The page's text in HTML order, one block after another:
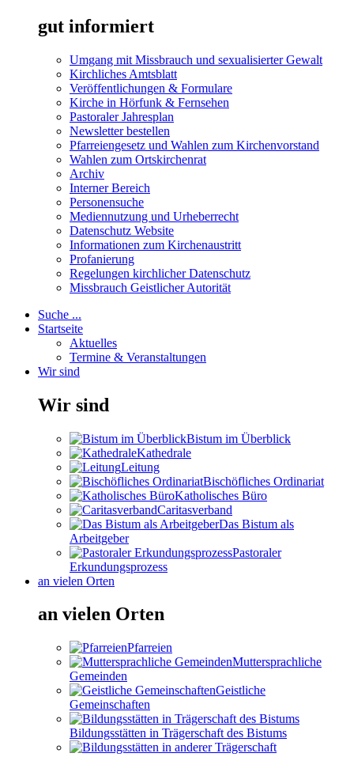
gut informiert
Umgang mit Missbrauch und sexualisierter Gewalt
Kirchliches Amtsblatt
Veröffentlichungen & Formulare
Kirche in Hörfunk & Fernsehen
Pastoraler Jahresplan
Newsletter bestellen
Pfarreiengesetz und Wahlen zum Kirchenvorstand
Wahlen zum Ortskirchenrat
Archiv
Interner Bereich
Personensuche
Mediennutzung und Urheberrecht
Datenschutz Website
Informationen zum Kirchenaustritt
Profanierung
Regelungen kirchlicher Datenschutz
Missbrauch Geistlicher Autorität
Suche ...
Startseite
Aktuelles
Termine & Veranstaltungen
Wir sind
Wir sind
Bistum im Überblick
Kathedrale
Leitung
Bischöfliches Ordinariat
Katholisches Büro
Caritasverband
Das Bistum als
Arbeitgeber
Pastoraler
Erkundungsprozess
an vielen Orten
an vielen Orten
Pfarreien
Muttersprachliche
Gemeinden
Geistliche
Gemeinschaften
Bildungsstätten in Trägerschaft des Bistums